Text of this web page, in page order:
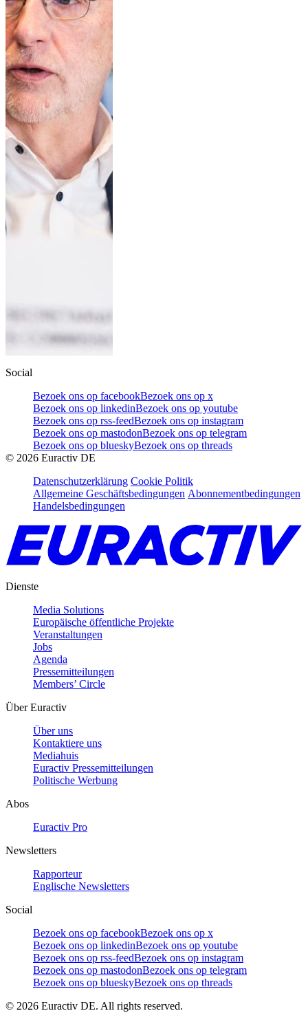
Social
Bezoek ons op facebookBezoek ons op x
Bezoek ons op linkedinBezoek ons op youtube
Bezoek ons op rss-feedBezoek ons op instagram
Bezoek ons op mastodonBezoek ons op telegram
Bezoek ons op blueskyBezoek ons op threads
© 2026 Euractiv DE
Datenschutzerklärung Cookie Politik
Allgemeine Geschäftsbedingungen Abonnementbedingungen
Handelsbedingungen
Dienste
Media Solutions
Europäische öffentliche Projekte
Veranstaltungen
Jobs
Agenda
Pressemitteilungen
Members’ Circle
Über Euractiv
Über uns
Kontaktiere uns
Mediahuis
Euractiv Pressemitteilungen
Politische Werbung
Abos
Euractiv Pro
Newsletters
Rapporteur
Englische Newsletters
Social
Bezoek ons op facebookBezoek ons op x
Bezoek ons op linkedinBezoek ons op youtube
Bezoek ons op rss-feedBezoek ons op instagram
Bezoek ons op mastodonBezoek ons op telegram
Bezoek ons op blueskyBezoek ons op threads
© 2026 Euractiv DE. All rights reserved.